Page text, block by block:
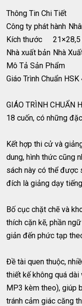
Thông Tin Chi Tiết
Công ty phát hành
Kích thước
Nhà xuất bản Nhà
Mô Tả Sản Phẩm
Giáo Trình Chuẩn
GIÁO TRÌNH CHUẨN
18 cuốn, có những
Kết hợp thi cử và
dung, hình thức cũng
sách này có thể được
đích là giảng dạy
Bố cục chặt chẽ và
thích cặn kẽ, phần
giản đến phức tạp
Đề tài quen thuộc,
thiết kế không quá
MP3 kèm theo), giúp
tránh cảm giác căng